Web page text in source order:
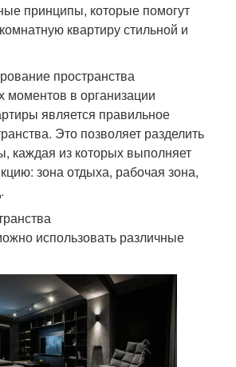
принципы, которые помогут
квартиру стильной и
пространства
в организации
является правильное
Это позволяет разделить
каждая из которых выполняет
зона отдыха, рабочая зона,
использовать различные